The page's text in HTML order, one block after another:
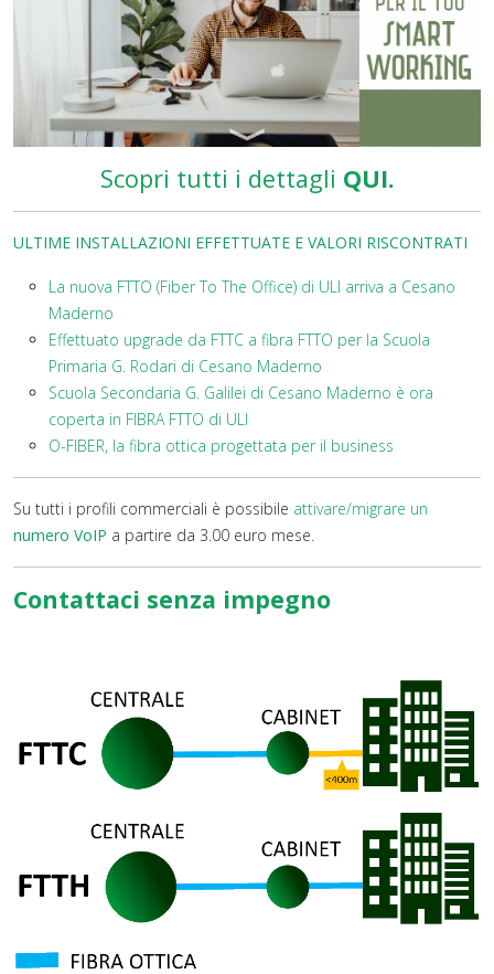
Scopri tutti i dettagli QUI.
ULTIME INSTALLAZIONI EFFETTUATE E VALORI RISCONTRATI
La nuova FTTO (Fiber To The Office) di ULI arriva a Cesano
Maderno
Effettuato upgrade da FTTC a fibra FTTO per la Scuola
Primaria G. Rodari di Cesano Maderno
Scuola Secondaria G. Galilei di Cesano Maderno è ora
coperta in FIBRA FTTO di ULI
O-FIBER, la fibra ottica progettata per il business
Su tutti i profili commerciali è possibile attivare/migrare un
numero VoIP a partire da 3.00 euro mese.
Contattaci senza impegno